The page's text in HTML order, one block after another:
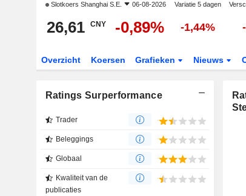
Slotkoers Shanghai S.E. 06-08-2026 Variatie 5 dagen
26,61 CNY -0,89% -1,44%
Overzicht Koersen Grafieken Nieuws
Ratings Surperformance
Trader
Beleggings
Globaal
Kwaliteit van de
publicaties